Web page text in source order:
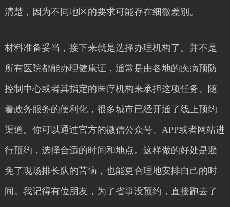
清楚，因为不同地区的要求可能存在细微差别。
材料准备妥当，接下来就是选择办理机构了。并不是
所有医院都能办理健康证，通常是由各地的疾病预防
控制中心或者其指定的医疗机构来承担这项任务。随
着政务服务的便利化，很多城市已经开通了线上预约
渠道。你可以通过官方的微信公众号、APP或者网站进
行预约，选择合适的时间和地点。这样做的好处是避
免了现场排长队的苦恼，也能更合理地安排自己的时
间。我记得有位朋友，为了省事没预约，直接跑去了